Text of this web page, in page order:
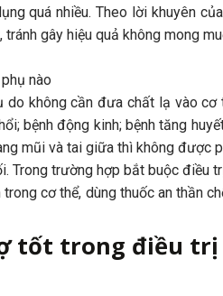
quá nhiều. Theo lời khuyên
gây hiệu quả không mong
nào
không cần đưa chất lạ vào cơ
bệnh động kinh; bệnh tăng
mũi và tai giữa thì không được
Trong trường hợp bắt buộc điều
cơ thể, dùng thuốc an thần
tốt trong điều